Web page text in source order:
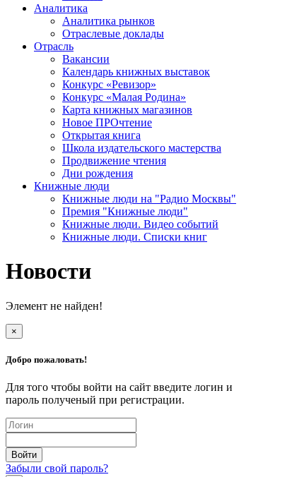
Аналитика
Аналитика рынков
Отраслевые доклады
Отрасль
Вакансии
Календарь книжных выставок
Конкурс «Ревизор»
Конкурс «Малая Родина»
Карта книжных магазинов
Новое ПРОчтение
Открытая книга
Школа издательского мастерства
Продвижение чтения
Дни рождения
Книжные люди
Книжные люди на "Радио Москвы"
Премия "Книжные люди"
Книжные люди. Видео событий
Книжные люди. Списки книг
Новости
Элемент не найден!
×
Добро пожаловать!
Для того чтобы войти на сайт введите логин и
пароль полученый при регистрации.
Забыли свой пароль?